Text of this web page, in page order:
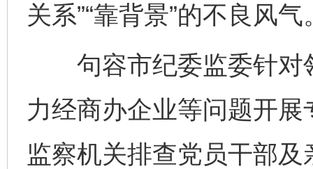
关系”“靠背景”的不良风气
句容市纪委监委针对
力经商办企业等问题开
监察机关排查党员干部